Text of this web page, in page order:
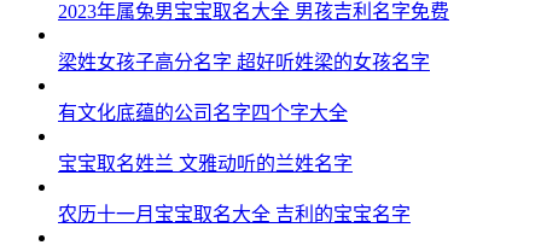
2023年属兔男宝宝取名大全 男孩吉利名字免费
梁姓女孩子高分名字 超好听姓梁的女孩名字
有文化底蕴的公司名字四个字大全
宝宝取名姓兰 文雅动听的兰姓名字
农历十一月宝宝取名大全 吉利的宝宝名字